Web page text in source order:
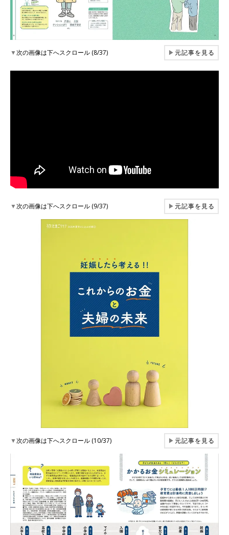
▼次の画像は下へスクロール (8/37) ▶元記事を見る
▼次の画像は下へスクロール (9/37) ▶元記事を見る
▼次の画像は下へスクロール (10/37) ▶元記事を見る